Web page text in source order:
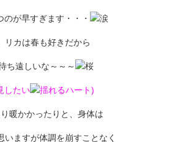
のが早すぎます・・・
リカは春も好きだから
ち遠しいな～～～
したい )
暖かかったりと、身体は
いますが体調を崩すことなく